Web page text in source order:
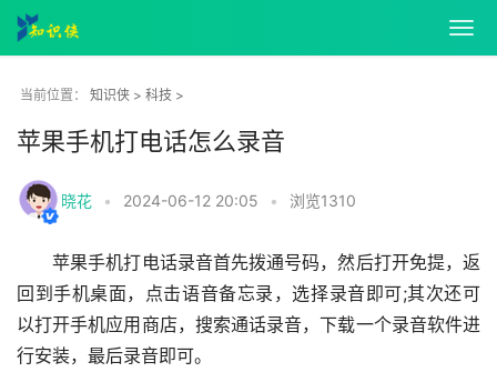
当前位置： 知识侠 > 科技 >
苹果手机打电话怎么录音
晓花 • 2024-06-12 20:05 • 浏览1310
苹果手机打电话录音首先拨通号码，然后打开免提，返
回到手机桌面，点击语音备忘录，选择录音即可;其次还可
以打开手机应用商店，搜索通话录音，下载一个录音软件进
行安装，最后录音即可。